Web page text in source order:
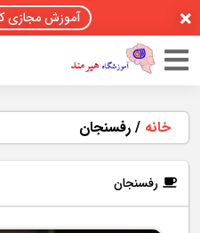
آموزش مجازی
خانه /رفسنجان
رفسنجان